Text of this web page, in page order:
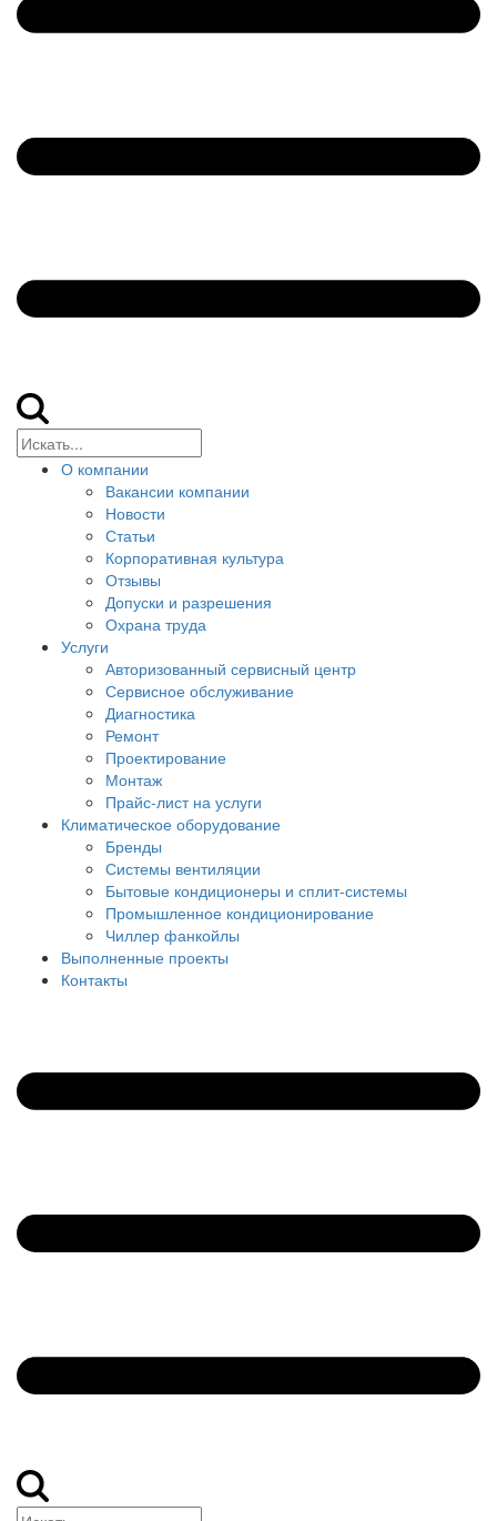
О компании
Вакансии компании
Новости
Статьи
Корпоративная культура
Отзывы
Допуски и разрешения
Охрана труда
Услуги
Авторизованный сервисный центр
Сервисное обслуживание
Диагностика
Ремонт
Проектирование
Монтаж
Прайс-лист на услуги
Климатическое оборудование
Бренды
Системы вентиляции
Бытовые кондиционеры и сплит-системы
Промышленное кондиционирование
Чиллер фанкойлы
Выполненные проекты
Контакты